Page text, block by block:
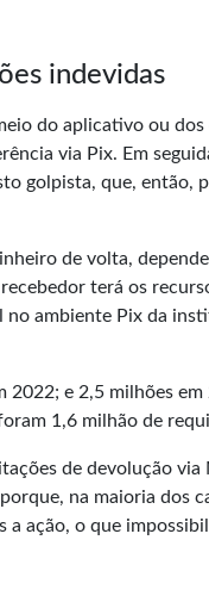
indevidas
do aplicativo ou dos
via Pix. Em
golpista, que, então,
de volta,
terá os
no ambiente Pix da
2022; e 2,5 milhões em
1,6 milhão de
de devolução via
na maioria dos
a ação, o que